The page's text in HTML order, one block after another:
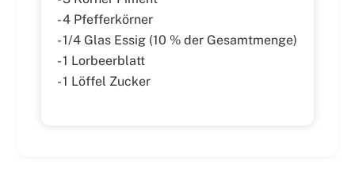
- 4 Pfefferkörner
- 1/4 Glas Essig (10 % der Gesamtmenge)
- 1 Lorbeerblatt
- 1 Löffel Zucker